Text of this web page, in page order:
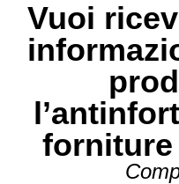
Vuoi